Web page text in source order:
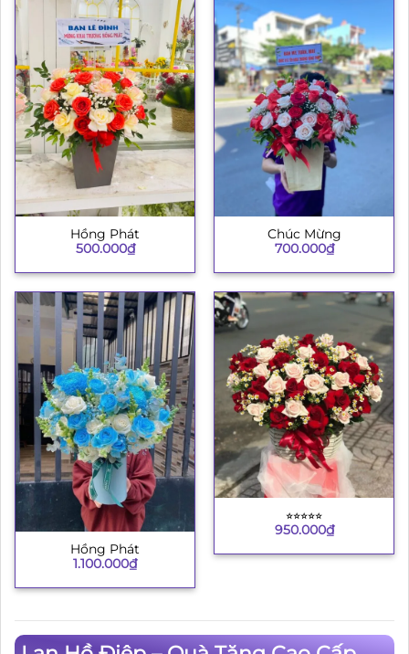
Hồng Phát
500.000₫
Chúc Mừng
700.000₫
Hồng Phát
1.100.000₫
⭐︎⭐︎⭐︎⭐︎⭐︎
950.000₫